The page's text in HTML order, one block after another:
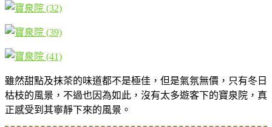
雖然甜點及抹茶的味道都不是極佳，但是氣氛無價，只有冬日
枯枝的風景，不過也因為如此，沒有太多遊客下的寶泉院，真
正感受到其寧靜下來的風景。